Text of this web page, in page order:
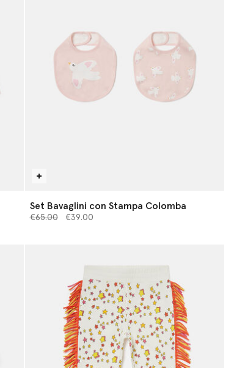
Set Bavaglini con Stampa Colomba
Prezzo ridotto da
€65.00a €39.00